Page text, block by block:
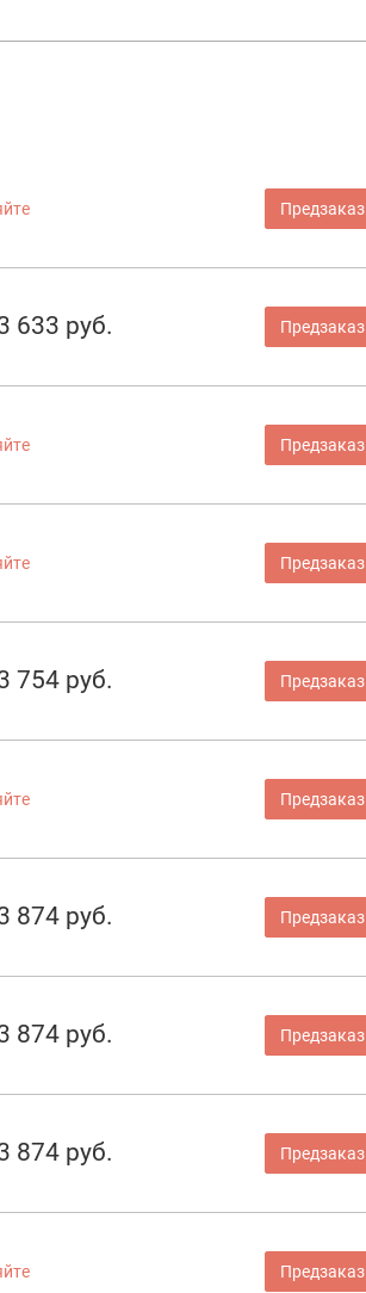
Предзаказ
633 руб. Предзаказ
Предзаказ
Предзаказ
754 руб. Предзаказ
Предзаказ
874 руб. Предзаказ
874 руб. Предзаказ
874 руб. Предзаказ
Предзаказ